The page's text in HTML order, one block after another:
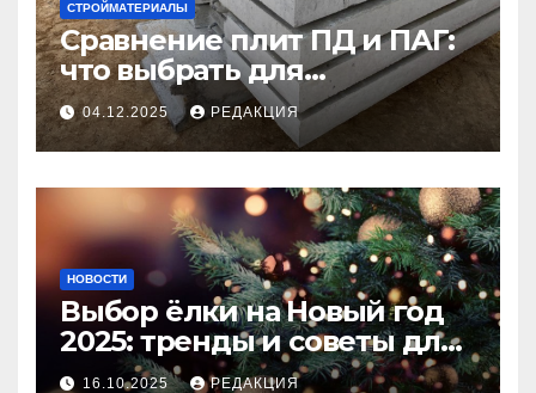
СТРОЙМАТЕРИАЛЫ
Сравнение плит ПД и ПАГ:
что выбрать для
долговечного и прочного
покрытия
04.12.2025 РЕДАКЦИЯ
НОВОСТИ
Выбор ёлки на Новый год
2025: тренды и советы для
идеального праздника
16.10.2025 РЕДАКЦИЯ